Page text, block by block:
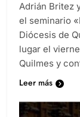
Adrián Britez
el seminario
Diócesis de
lugar el
Quilmes y
Leer más